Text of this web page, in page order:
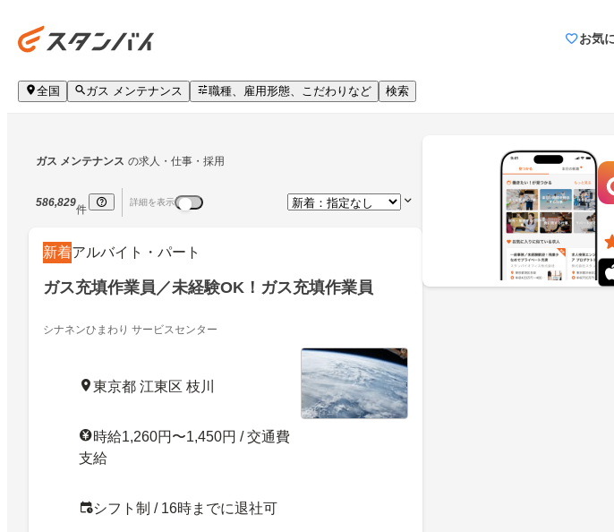
お気
全国 ガス メンテナンス 職種、雇用形態、こだわりなど 検索
ガス メンテナンス の求人・仕事・採用
586,829
件
詳細を表示
新着アルバイト・パート
ガス充填作業員／未経験OK！ガス充填作業員
シナネンひまわり サービスセンター
東京都 江東区 枝川
時給1,260円〜1,450円 / 交通費
支給
シフト制 / 16時までに退社可